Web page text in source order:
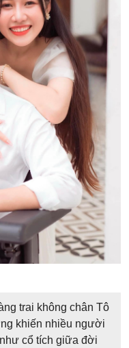
trai không chân Tô
khiến nhiều người
cổ tích giữa đời